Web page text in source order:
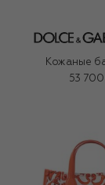
Кожаные
53